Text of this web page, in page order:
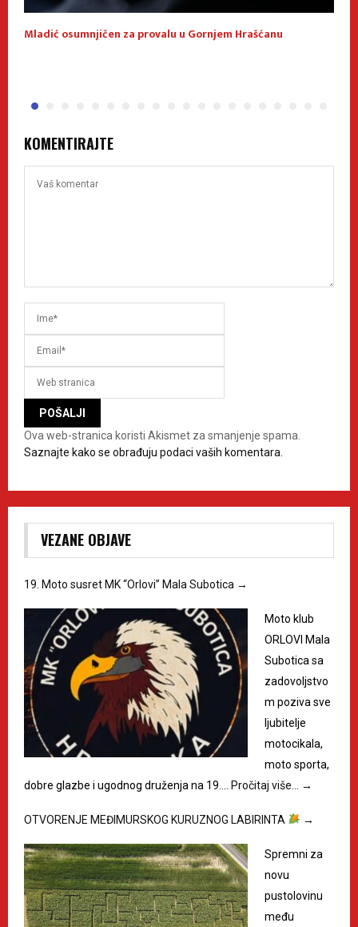
Mladić osumnjičen za provalu u Gornjem Hrašćanu
KOMENTIRAJTE
Ova web-stranica koristi Akismet za smanjenje spama.
Saznajte kako se obrađuju podaci vaših komentara.
VEZANE OBJAVE
19. Moto susret MK “Orlovi” Mala Subotica →
Moto klub
ORLOVI Mala
Subotica sa
zadovoljstvo
m poziva sve
ljubitelje
motocikala,
moto sporta,
dobre glazbe i ugodnog druženja na 19.…
Pročitaj više… →
OTVORENJE MEĐIMURSKOG KURUZNOG LABIRINTA →
Spremni za
novu
pustolovinu
među